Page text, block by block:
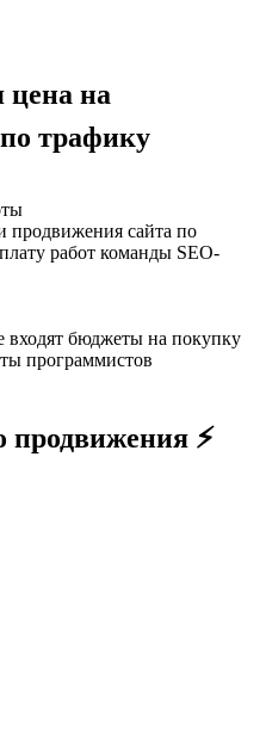
цена на
трафику
продвижения сайта по
работ команды SEO-
бюджеты на покупку
программистов
продвижения ⚡